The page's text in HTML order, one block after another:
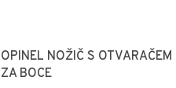
OPINEL NOŽIČ S OTVARAČEM
ZA BOCE